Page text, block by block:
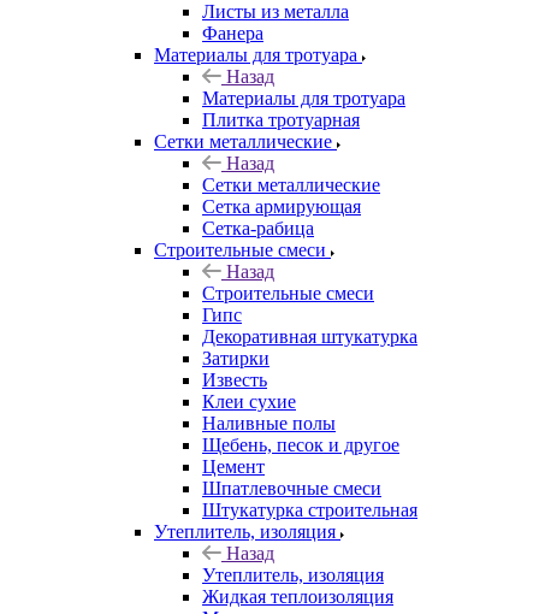
Листы из металла
Фанера
Материалы для тротуара
Назад
Материалы для тротуара
Плитка тротуарная
Сетки металлические
Назад
Сетки металлические
Сетка армирующая
Сетка-рабица
Строительные смеси
Назад
Строительные смеси
Гипс
Декоративная штукатурка
Затирки
Известь
Клеи сухие
Наливные полы
Щебень, песок и другое
Цемент
Шпатлевочные смеси
Штукатурка строительная
Утеплитель, изоляция
Назад
Утеплитель, изоляция
Жидкая теплоизоляция